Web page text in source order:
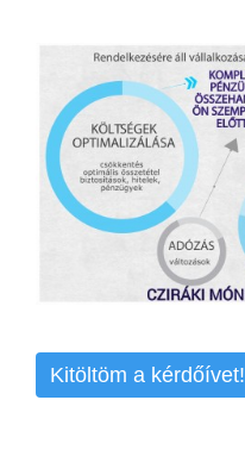
Kitöltöm a kérdőívet!